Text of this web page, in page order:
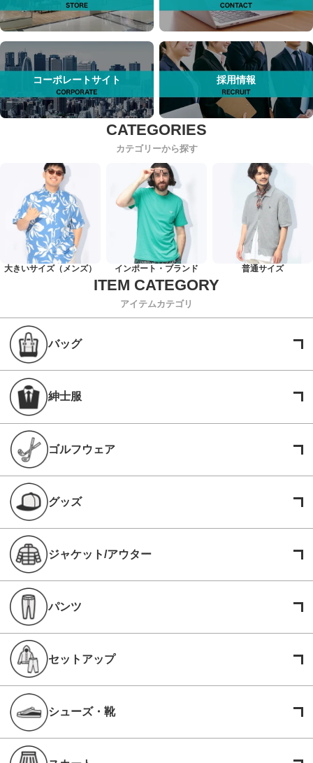
コーポレートサイト 採用情報
カテゴリーから探す
大きいサイズ（メンズ） インポート・ブランド 普通サイズ
アイテムカテゴリ
バッグ
紳士服
ゴルフウェア
グッズ
ジャケット/アウター
パンツ
セットアップ
シューズ・靴